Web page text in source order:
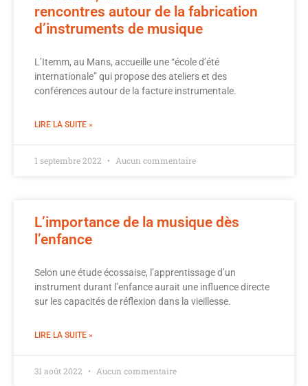
rencontres autour de la fabrication
d’instruments de musique
L’Itemm, au Mans, accueille une “école d’été
internationale” qui propose des ateliers et des
conférences autour de la facture instrumentale.
LIRE LA SUITE »
1 septembre 2022 Aucun commentaire
L’importance de la musique dès
l’enfance
Selon une étude écossaise, l’apprentissage d’un
instrument durant l’enfance aurait une influence directe
sur les capacités de réflexion dans la vieillesse.
LIRE LA SUITE »
31 août 2022 Aucun commentaire